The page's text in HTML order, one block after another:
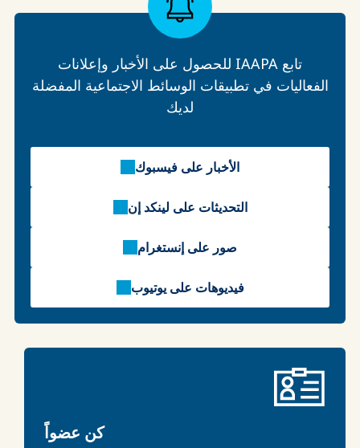
تابع IAAPA للحصول على الأخبار وإعلانات
الفعاليات في تطبيقات الوسائط الاجتماعية المفضلة
لديك
الأخبار على فيسبوك
التحديثات على لينكد إن
صور على إنستغرام
فيديوهات على يوتيوب
كن عضواً